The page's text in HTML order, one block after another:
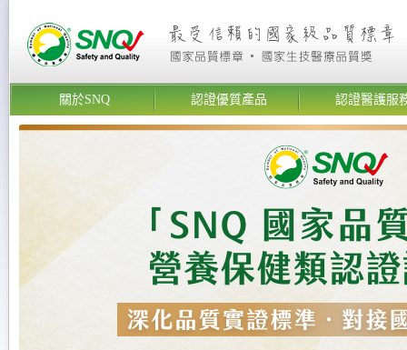
關於SNQ 認證優質產品 認證醫護服